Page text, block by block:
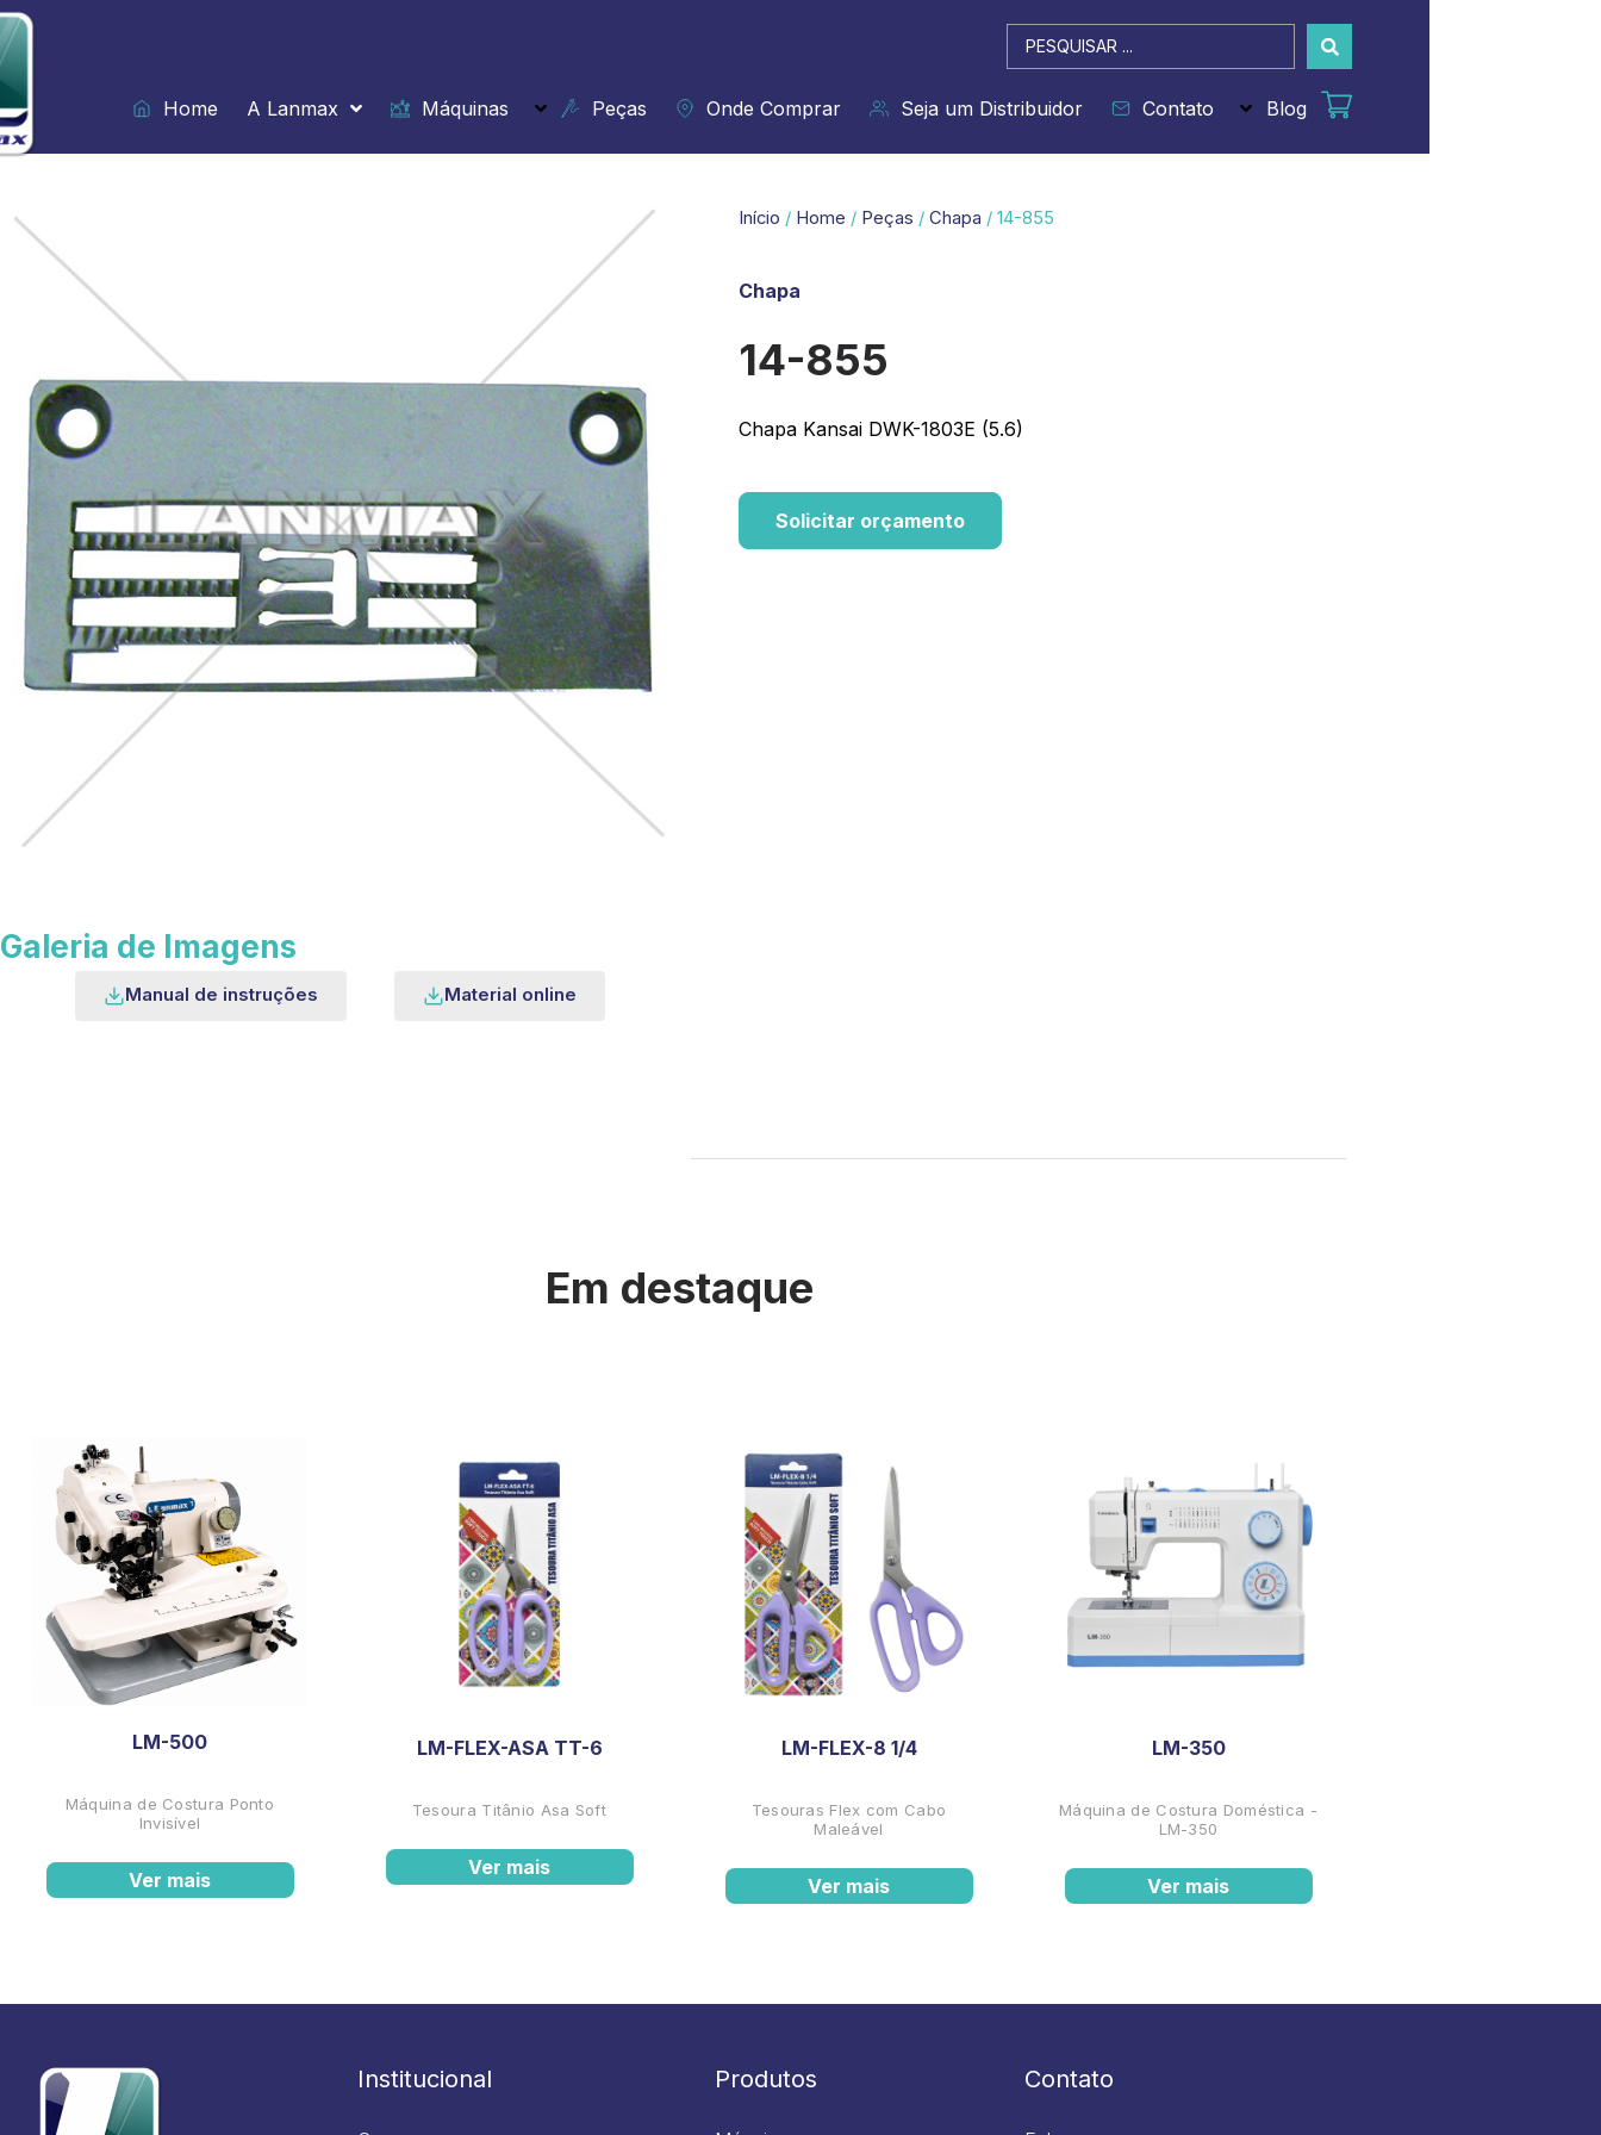
Ir
para
o
conteúdo
Pesquisar
...
Home
A Lanmax Máquinas Peças Onde Comprar Seja um Distribuidor Contato Blog
Galeria de Imagens
Manual de instruções Material online
Início / Home / Peças / Chapa / 14-855
Chapa
14-855
Chapa Kansai DWK-1803E (5.6)
Solicitar orçamento
Em destaque
LM-500
Máquina de Costura Ponto
Invisível
Ver mais
LM-FLEX-ASA TT-6
Tesoura Titânio Asa Soft
Ver mais
LM-FLEX-8 1/4
Tesouras Flex com Cabo
Maleável
Ver mais
LM-350
Máquina de Costura Doméstica -
LM-350
Ver mais
Institucional Produtos Contato